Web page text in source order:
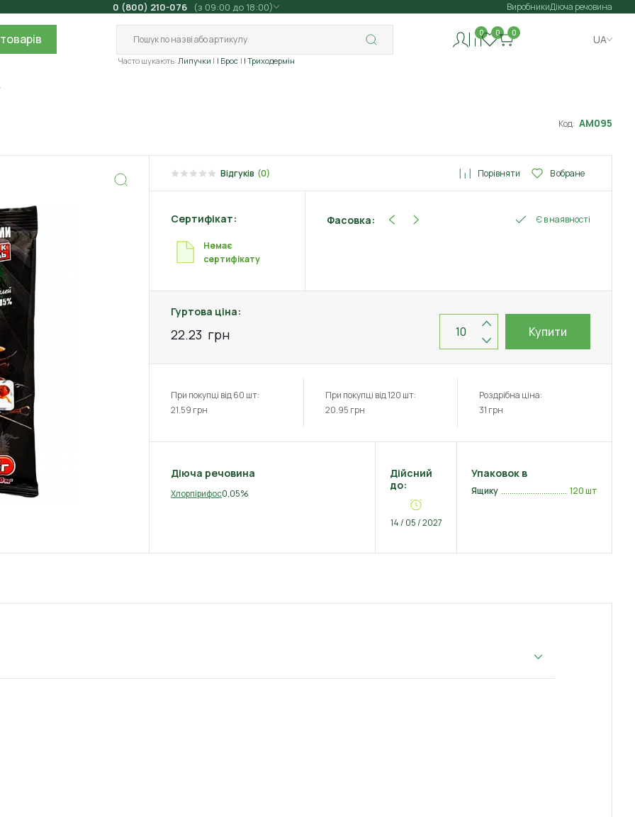
0 (800) 210-076 (з 09:00 до 18:00) ВиробникиДіюча речовина
Часто шукають: Липучки | Брос | Триходермін
0 0 0
UA
Код: АМ095
Відгуків (0) Порівняти В обране
Сертифікат:
Немає
сертифікату
Фасовка: Є в наявності
Гуртова ціна:
22.23 грн Купити
При покупці від 60 шт:
21.59 грн
При покупці від 120 шт:
20.95 грн
Роздрібна ціна:
31 грн
Діюча речовина
Хлорпірифос0,05%
Дійсний
до:
14 / 05 / 2027
Упаковок в
Ящику 120 шт